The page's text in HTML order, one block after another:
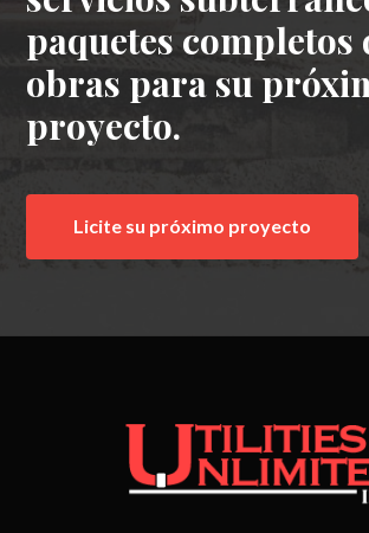
paquetes completos
obras para su
proyecto.
Licite su próximo proyecto